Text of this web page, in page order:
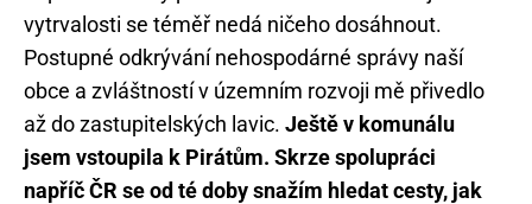
vytrvalosti se téměř nedá ničeho dosáhnout.
Postupné odkrývání nehospodárné správy naší
obce a zvláštností v územním rozvoji mě přivedlo
až do zastupitelských lavic. Ještě v komunálu
jsem vstoupila k Pirátům. Skrze spolupráci
napříč ČR se od té doby snažím hledat cesty, jak